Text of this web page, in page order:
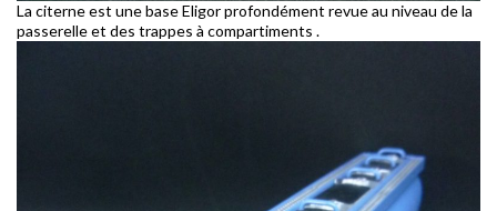
La citerne est une base Eligor profondément revue au niveau de la
passerelle et des trappes à compartiments .